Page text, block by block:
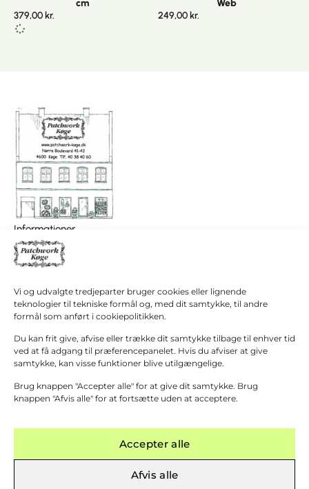
Vi og udvalgte tredjeparter bruger cookies eller lignende
teknologier til tekniske formål og, med dit samtykke, til andre
formål som anført i cookiepolitikken.
Du kan frit give, afvise eller trække dit samtykke tilbage til enhver tid
ved at få adgang til præferencepanelet. Hvis du afviser at give
samtykke, kan visse funktioner blive utilgængelige.
Brug knappen "Accepter alle" for at give dit samtykke. Brug
knappen "Afvis alle" for at fortsætte uden at acceptere.
Accepter alle
Afvis alle
I
alt
0,00kr.
Køb for
1.000,00kr.
fragt!
Gå til
cm
379,00 kr.
Web
249,00 kr.
Informationer
Patchwork Køge/ Patchwork Butikken
+45 40 38 40 60
Kontakt os
Butikken
Mandag - tirsdag: 10:00 - 16.30
Torsdag - fredag: 10:00 - 16.30
Lørdag: 10:00 - 13:00 Første lørdag i måneden
(1. September – 31. Marts)
Grupper modtages gerne efter aftale.
FYSISK BUTIK I KØGE─KURSER AFHOLDES